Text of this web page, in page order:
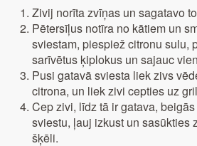
Zivij norīta zvīņas un sagatavo
Pētersīļus notīra no kātiem un
sviestam, piespiež citronu sulu,
sarīvētus ķiplokus un sajauc
Pusi gatavā sviesta liek zivs
citrona, un liek zivi cepties uz
Cep zivi, līdz tā ir gatava,
sviestu, ļauj izkust un sasūkties
šķēli.